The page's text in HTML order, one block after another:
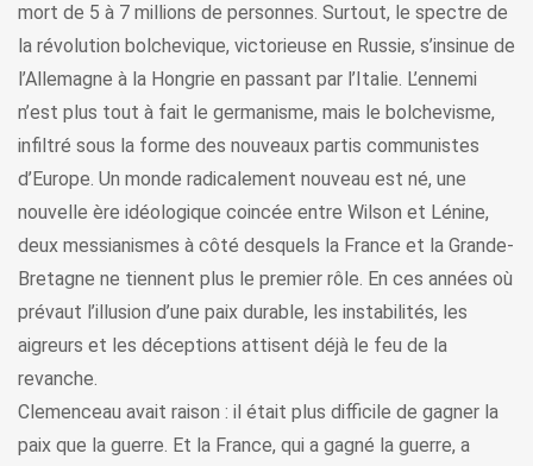
mort de 5 à 7 millions de personnes. Surtout, le spectre de
la révolution bolchevique, victorieuse en Russie, s’insinue de
l’Allemagne à la Hongrie en passant par l’Italie. L’ennemi
n’est plus tout à fait le germanisme, mais le bolchevisme,
infiltré sous la forme des nouveaux partis communistes
d’Europe. Un monde radicalement nouveau est né, une
nouvelle ère idéologique coincée entre Wilson et Lénine,
deux messianismes à côté desquels la France et la Grande-
Bretagne ne tiennent plus le premier rôle. En ces années où
prévaut l’illusion d’une paix durable, les instabilités, les
aigreurs et les déceptions attisent déjà le feu de la
revanche.
Clemenceau avait raison : il était plus difficile de gagner la
paix que la guerre. Et la France, qui a gagné la guerre, a